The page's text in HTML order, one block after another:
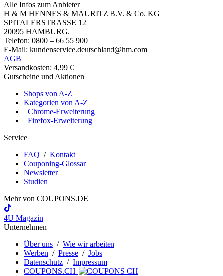
Alle Infos zum Anbieter
H & M HENNES & MAURITZ B.V. & Co. KG
SPITALERSTRASSE 12
20095 HAMBURG.
Telefon: 0800 – 66 55 900
E-Mail: kundenservice.deutschland@hm.com
AGB
Versandkosten: 4,99 €
Gutscheine und Aktionen
Shops von A-Z
Kategorien von A-Z
Chrome-Erweiterung
Firefox-Erweiterung
Service
FAQ / Kontakt
Couponing-Glossar
Newsletter
Studien
Mehr von COUPONS.DE
4U Magazin
Unternehmen
Über uns / Wie wir arbeiten
Werben / Presse / Jobs
Datenschutz / Impressum
COUPONS.CH